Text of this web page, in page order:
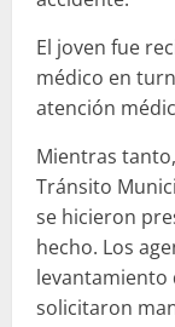
El joven fue
médico en
atención
Mientras
Tránsito
se hicieron
hecho. Los
solicitaron